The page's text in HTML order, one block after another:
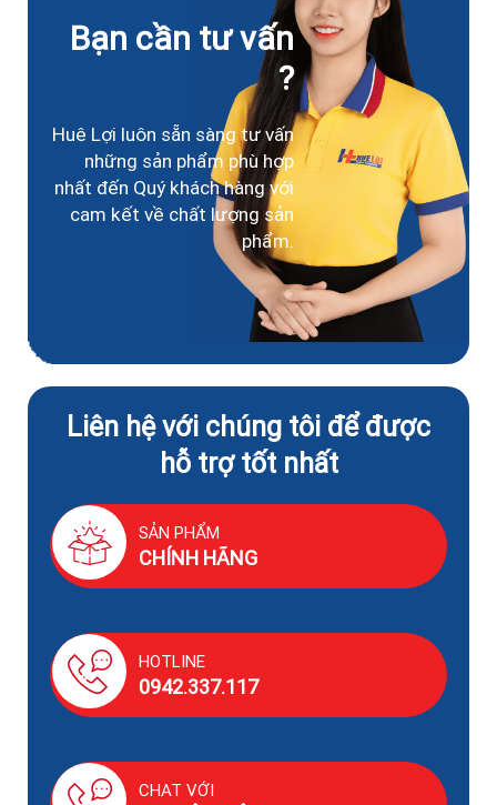
Bạn cần tư vấn
?
Huê Lợi luôn sẵn sàng tư vấn
những sản phẩm phù hợp
nhất đến Quý khách hàng với
cam kết về chất lượng sản
phẩm.
Liên hệ với chúng tôi để được
hỗ trợ tốt nhất
SẢN PHẨM
CHÍNH HÃNG
HOTLINE
0942.337.117
CHAT VỚI